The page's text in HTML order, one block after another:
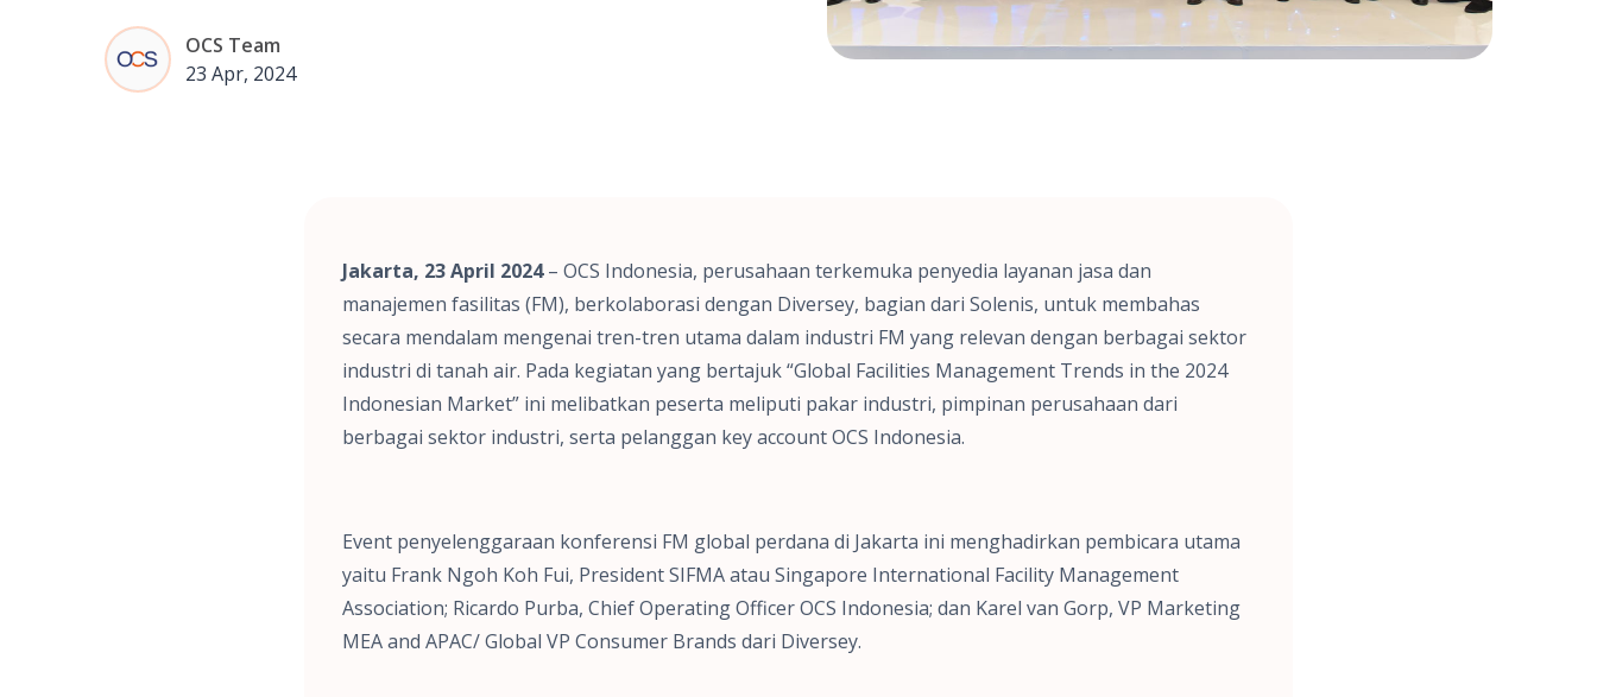
OCS Team
23 Apr, 2024
Jakarta, 23 April 2024– OCS Indonesia, perusahaan terkemuka penyedia layanan jasa dan
manajemen fasilitas (FM), berkolaborasi dengan Diversey, bagian dari Solenis, untuk membahas
secara mendalam mengenai tren-tren utama dalam industri FM yang relevan dengan berbagai sektor
industri di tanah air. Pada kegiatan yang bertajuk “Global Facilities Management Trends in the 2024
Indonesian Market” ini melibatkan peserta meliputi pakar industri, pimpinan perusahaan dari
berbagai sektor industri, serta pelanggan key account OCS Indonesia.
Event penyelenggaraan konferensi FM global perdana di Jakarta ini menghadirkan pembicara utama
yaitu Frank Ngoh Koh Fui, President SIFMA atau Singapore International Facility Management
Association; Ricardo Purba, Chief Operating Officer OCS Indonesia; dan Karel van Gorp, VP Marketing
MEA and APAC/ Global VP Consumer Brands dari Diversey.